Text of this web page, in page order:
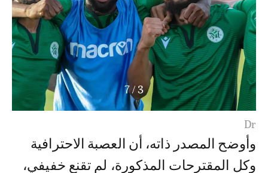
3
/
7
Dr
وأوضح المصدر ذاته، أن العصبة الاحترافية
وكل المقترحات المذكورة، لم تقنع خفيفي،